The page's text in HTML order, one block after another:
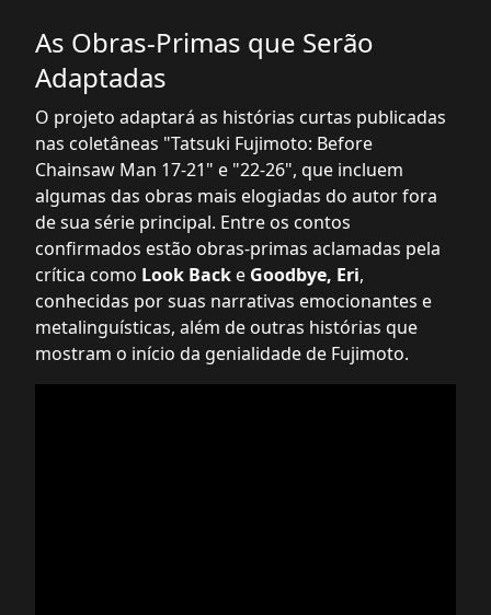
As Obras-Primas que Serão
Adaptadas
O projeto adaptará as histórias curtas publicadas
nas coletâneas "Tatsuki Fujimoto: Before
Chainsaw Man 17-21" e "22-26", que incluem
algumas das obras mais elogiadas do autor fora
de sua série principal. Entre os contos
confirmados estão obras-primas aclamadas pela
crítica como Look Back e Goodbye, Eri,
conhecidas por suas narrativas emocionantes e
metalinguísticas, além de outras histórias que
mostram o início da genialidade de Fujimoto.